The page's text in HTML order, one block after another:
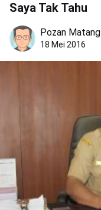
Saya Tak Tahu
Pozan Matang
18 Mei 2016